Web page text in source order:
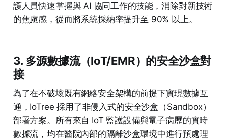
護人員快速掌握與 AI 協同工作的技能，消除對新技術
的焦慮感，從而將系統採納率提升至 90% 以上。
3. 多源數據流（IoT/EMR）的安全沙盒對
接
為了在不破壞既有網絡安全架構的前提下實現數據互
通，IoTree 採用了非侵入式的安全沙盒（Sandbox）
部署方案。所有來自 IoT 監護設備與電子病歷的實時
數據流，均在醫院內部的隔離沙盒環境中進行預處理